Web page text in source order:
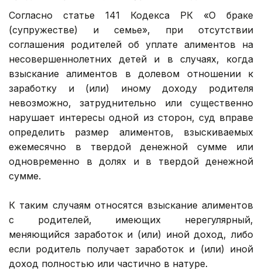
Согласно статье 141 Кодекса РК «О браке
(супружестве) и семье», при отсутствии
соглашения родителей об уплате алиментов на
несовершеннолетних детей и в случаях, когда
взыскание алиментов в долевом отношении к
заработку и (или) иному доходу родителя
невозможно, затруднительно или существенно
нарушает интересы одной из сторон, суд вправе
определить размер алиментов, взыскиваемых
ежемесячно в твердой денежной сумме или
одновременно в долях и в твердой денежной
сумме.
К таким случаям относятся взыскание алиментов
с родителей, имеющих нерегулярный,
меняющийся заработок и (или) иной доход, либо
если родитель получает заработок и (или) иной
доход полностью или частично в натуре.